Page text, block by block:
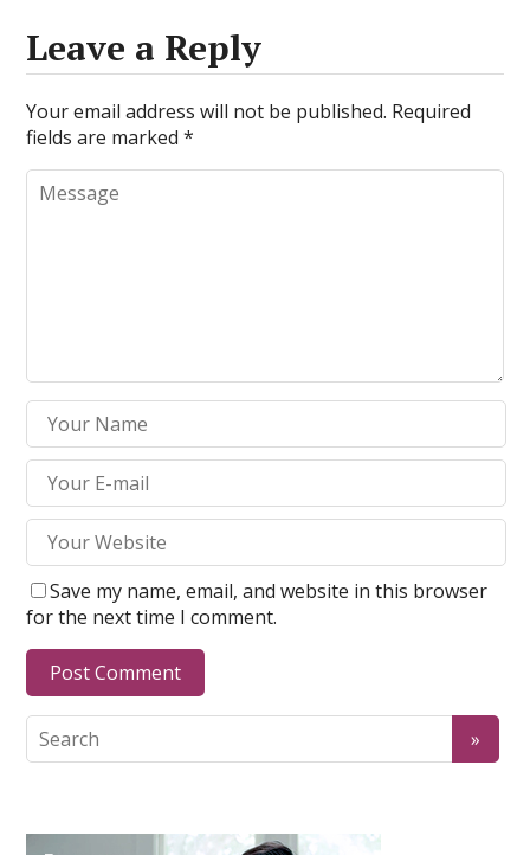
Leave a Reply
Your email address will not be published. Required
fields are marked*
Save my name, email, and website in this browser
for the next time I comment.